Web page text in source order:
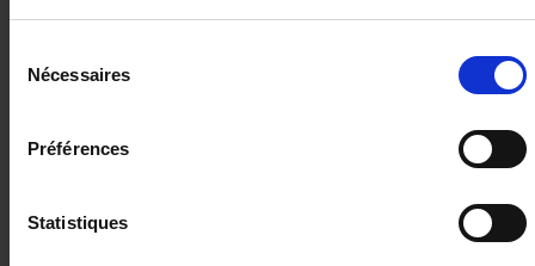
Nécessaires
Préférences
Statistiques
III NV 1.3 DIG-T 158 X-Tronic N-Connecta avec Hayon